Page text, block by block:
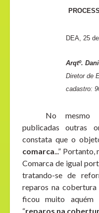
DEA, 25
Arqtº.
Diretor de
cadastro:
No mesmo
publicadas outras
constata que o
comarca...”
Comarca de igual
tratando-se de
reparos na
ficou muito aquém
“reparos na